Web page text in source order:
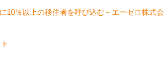
10％以上の移住者を呼び込む～エーゼロ株式会